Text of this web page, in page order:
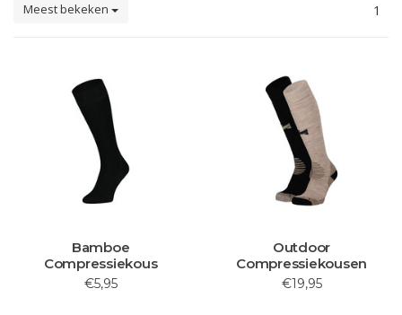
Meest bekeken 1
Bamboe
Compressiekous
€5,95
Outdoor
Compressiekousen
€19,95